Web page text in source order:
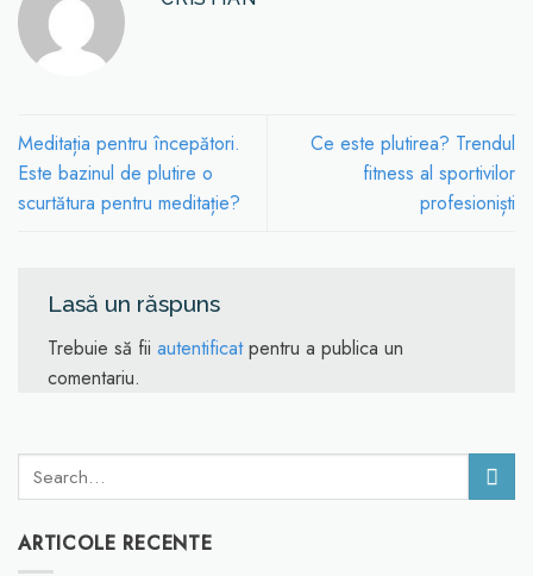
Meditația pentru începători.
Este bazinul de plutire o
scurtătura pentru meditație?
Ce este plutirea? Trendul
fitness al sportivilor
profesioniști
Lasă un răspuns
Trebuie să fii autentificatpentru a publica un
comentariu.
ARTICOLE RECENTE